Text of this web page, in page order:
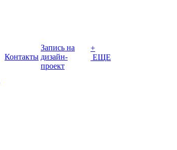
Контакты
Запись на
дизайн-
проект
+
ЕЩЕ